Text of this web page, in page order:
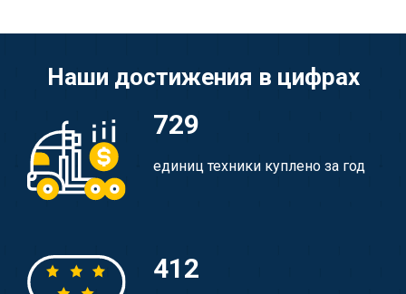
Наши достижения в цифрах
729
единиц техники куплено за год
412